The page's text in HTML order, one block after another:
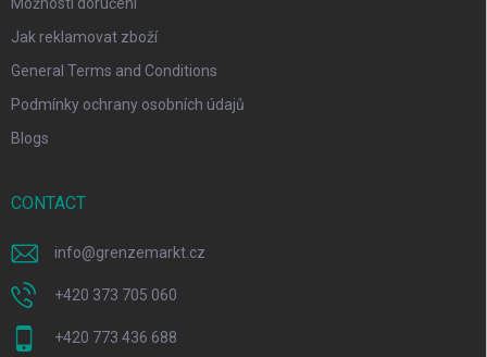
Jak reklamovat zboží
General Terms and Conditions
Podmínky ochrany osobních údajů
Blogs
CONTACT
info@grenzemarkt.cz
+420 373 705 060
+420 773 436 688